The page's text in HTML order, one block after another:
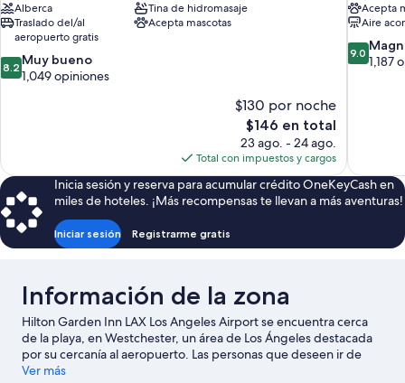
Alberca
Tina de hidromasaje
Traslado del/al
aeropuerto gratis
Acepta mascotas
8.2
de
8.2 Muy bueno
1,049 opiniones
$130 por noche
El
precio
actual
es
de
$146
$146 en total
23 ago. - 24 ago.
Total con impuestos y cargos
Acepta
Aire
9.0
de
9.0
1,187
Inicia sesión y reserva para acumular crédito OneKeyCash en
miles de hoteles. ¡Más recompensas te llevan a más aventuras!
Iniciar sesión Registrarme gratis
Información de la zona
Hilton Garden Inn LAX Los Angeles Airport se encuentra cerca
de la playa, en Westchester, un área de Los Ángeles destacada
por su cercanía al aeropuerto. Las personas que deseen ir de
compras pueden visitar Muelle de Santa Mónica y Centro
Ver más